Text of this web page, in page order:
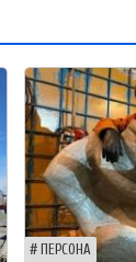
ПЕРСОНА